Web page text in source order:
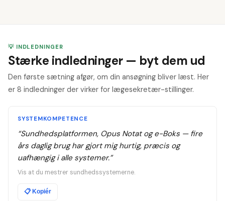
💡 INDLEDNINGER
Stærke indledninger — byt dem ud
Den første sætning afgør, om din ansøgning bliver læst. Her
er 8 indledninger der virker for lægesekretær-stillinger.
SYSTEMKOMPETENCE
“Sundhedsplatformen, Opus Notat og e-Boks — fire
års daglig brug har gjort mig hurtig, præcis og
uafhængig i alle systemer.”
Vis at du mestrer sundhedssystemerne.
📋Kopiér